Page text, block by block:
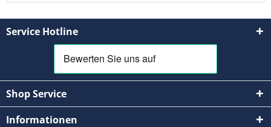
Service Hotline
Shop Service
Informationen